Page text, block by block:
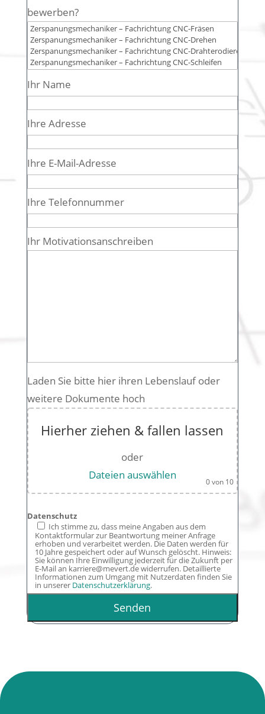
bewerben?
Ihr Name
Ihre Adresse
Ihre E-Mail-Adresse
Ihre Telefonnummer
Ihr Motivationsanschreiben
Laden Sie bitte hier ihren Lebenslauf oder
weitere Dokumente hoch
Hierher ziehen & fallen lassen
oder
Dateien auswählen
0von 10
Datenschutz
Ich stimme zu, dass meine Angaben aus dem
Kontaktformular zur Beantwortung meiner Anfrage
erhoben und verarbeitet werden. Die Daten werden für
10 Jahre gespeichert oder auf Wunsch gelöscht. Hinweis:
Sie können Ihre Einwilligung jederzeit für die Zukunft per
E-Mail an karriere@mevert.de widerrufen. Detaillierte
Informationen zum Umgang mit Nutzerdaten finden Sie
in unserer Datenschutzerklärung.